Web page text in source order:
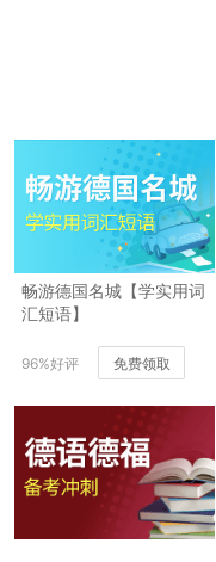
畅游德国名城【学实用词
汇短语】
96%好评 免费领取